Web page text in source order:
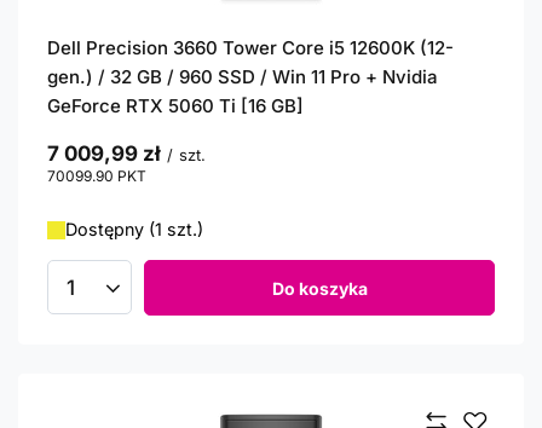
Dell Precision 3660 Tower Core i5 12600K (12-
gen.) / 32 GB / 960 SSD / Win 11 Pro + Nvidia
GeForce RTX 5060 Ti [16 GB]
7 009,99 zł / szt.
70099.90 PKT
Dostępny (1 szt.)
Ilość produktów Do koszyka